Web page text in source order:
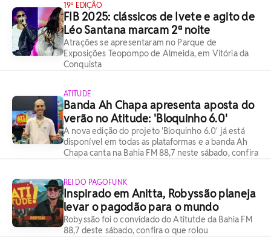
19º EDIÇÃO
FIB 2025: clássicos de Ivete e agito de
Léo Santana marcam 2ª noite
Atrações se apresentaram no Parque de
Exposições Teopompo de Almeida, em Vitória da
Conquista
ATITUDE
Banda Ah Chapa apresenta aposta do
verão no Atitude: 'Bloquinho 6.0'
A nova edição do projeto 'Bloquinho 6.0' já está
disponível em todas as plataformas e a banda Ah
Chapa canta na Bahia FM 88,7 neste sábado, confira
REI DO PAGOFUNK
Inspirado em Anitta, Robyssão planeja
levar o pagodão para o mundo
Robyssão foi o convidado do Atitutde da Bahia FM
88,7 deste sábado, confira o que rolou